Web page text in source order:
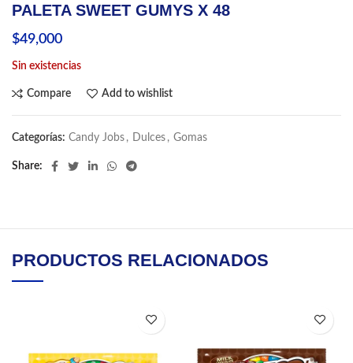
PALETA SWEET GUMYS X 48
$49,000
Sin existencias
Compare Add to wishlist
Categorías: Candy Jobs , Dulces , Gomas
Share
PRODUCTOS RELACIONADOS